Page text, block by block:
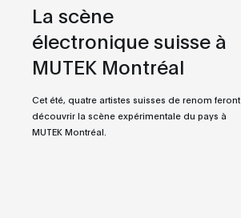
La scène
électronique suisse à
MUTEK Montréal
Cet été, quatre artistes suisses de renom feront
découvrir la scène expérimentale du pays à
MUTEK Montréal.